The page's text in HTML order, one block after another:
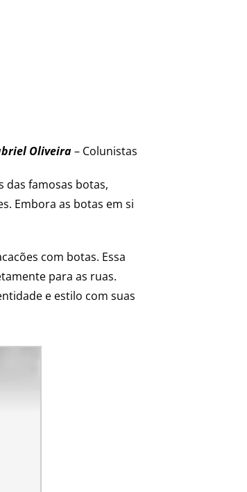
Oliveira– Colunistas
das famosas botas,
Embora as botas em si
com botas. Essa
para as ruas.
e estilo com suas